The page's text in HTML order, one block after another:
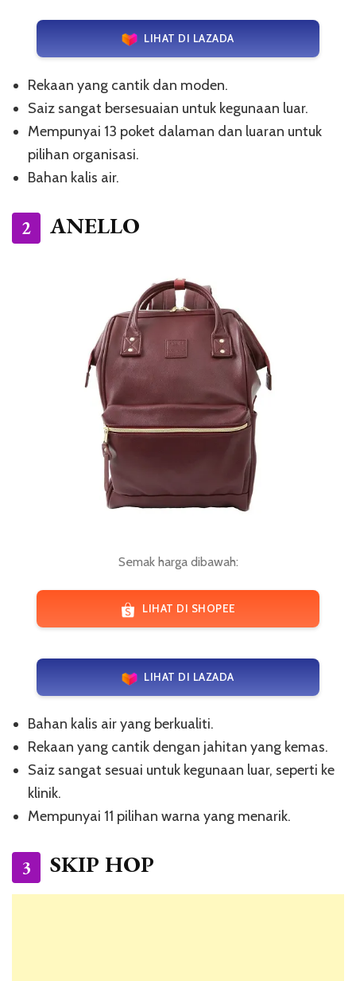
LIHAT DI LAZADA
Rekaan yang cantik dan moden.
Saiz sangat bersesuaian untuk kegunaan luar.
Mempunyai 13 poket dalaman dan luaran untuk
pilihan organisasi.
Bahan kalis air.
2 ANELLO
Semak harga dibawah:
LIHAT DI SHOPEE
LIHAT DI LAZADA
Bahan kalis air yang berkualiti.
Rekaan yang cantik dengan jahitan yang kemas.
Saiz sangat sesuai untuk kegunaan luar, seperti ke
klinik.
Mempunyai 11 pilihan warna yang menarik.
3 SKIP HOP